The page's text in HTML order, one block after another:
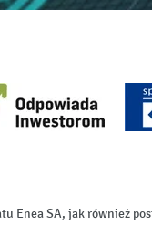
SA, jak również